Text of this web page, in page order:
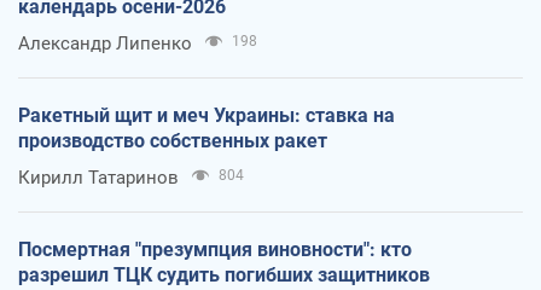
календарь осени-2026
Александр Липенко 198
Ракетный щит и меч Украины: ставка на
производство собственных ракет
Кирилл Татаринов 804
Посмертная "презумпция виновности": кто
разрешил ТЦК судить погибших защитников